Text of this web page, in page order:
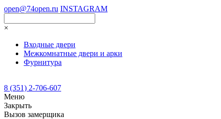
open@74open.ru INSTAGRAM
×
Входные двери
Межкомнатные двери и арки
Фурнитура
8 (351) 2-706-607
Меню
Закрыть
Вызов замерщика